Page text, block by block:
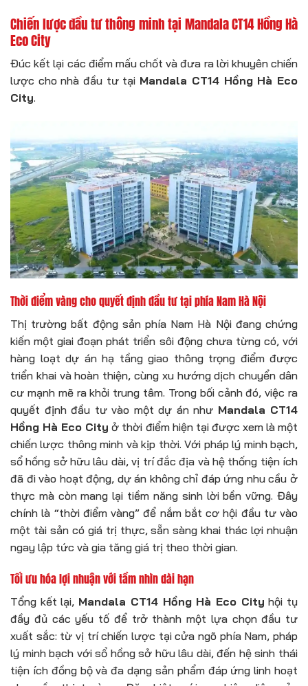
Chiến lược đầu tư thông minh tại Mandala CT14 Hồng Hà
Eco City
Đúc kết lại các điểm mấu chốt và đưa ra lời khuyên chiến
lược cho nhà đầu tư tại Mandala CT14 Hồng Hà Eco
City.
Thời điểm vàng cho quyết định đầu tư tại phía Nam Hà Nội
Thị trường bất động sản phía Nam Hà Nội đang chứng
kiến một giai đoạn phát triển sôi động chưa từng có, với
hàng loạt dự án hạ tầng giao thông trọng điểm được
triển khai và hoàn thiện, cùng xu hướng dịch chuyển dân
cư mạnh mẽ ra khỏi trung tâm. Trong bối cảnh đó, việc ra
quyết định đầu tư vào một dự án như Mandala CT14
Hồng Hà Eco City ở thời điểm hiện tại được xem là một
chiến lược thông minh và kịp thời. Với pháp lý minh bạch,
sổ hồng sở hữu lâu dài, vị trí đắc địa và hệ thống tiện ích
đã đi vào hoạt động, dự án không chỉ đáp ứng nhu cầu ở
thực mà còn mang lại tiềm năng sinh lời bền vững. Đây
chính là “thời điểm vàng” để nắm bắt cơ hội đầu tư vào
một tài sản có giá trị thực, sẵn sàng khai thác lợi nhuận
ngay lập tức và gia tăng giá trị theo thời gian.
Tối ưu hóa lợi nhuận với tầm nhìn dài hạn
Tổng kết lại, Mandala CT14 Hồng Hà Eco City hội tụ
đầy đủ các yếu tố để trở thành một lựa chọn đầu tư
xuất sắc: từ vị trí chiến lược tại cửa ngõ phía Nam, pháp
lý minh bạch với sổ hồng sở hữu lâu dài, đến hệ sinh thái
tiện ích đồng bộ và đa dạng sản phẩm đáp ứng linh hoạt